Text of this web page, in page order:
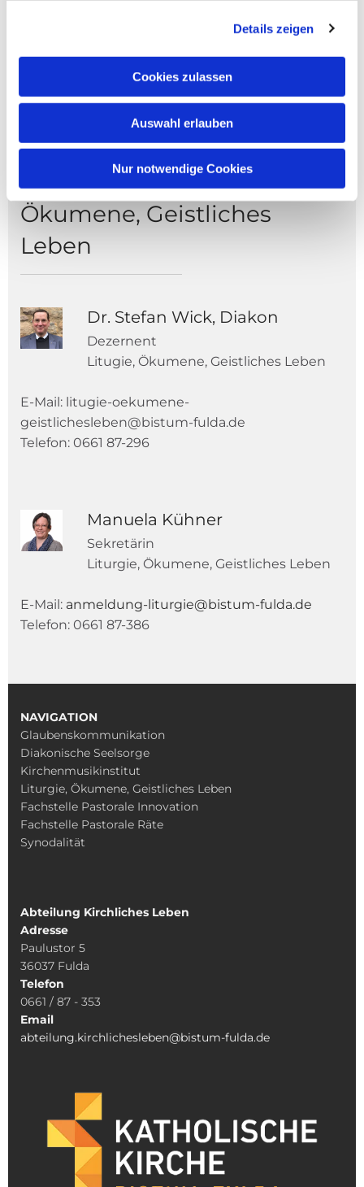
Details zeigen
Cookies zulassen
Auswahl erlauben
Nur notwendige Cookies
Dezernat Liturgie,
Ökumene, Geistliches
Leben
Dr. Stefan Wick, Diakon
Dezernent
Litugie, Ökumene, Geistliches Leben
E-Mail: litugie-oekumene-
geistlichesleben@bistum-fulda.de
Telefon: 0661 87-296
Manuela Kühner
Sekretärin
Liturgie, Ökumene, Geistliches Leben
E-Mail: anmeldung-liturgie@bistum-fulda.de
Telefon: 0661 87-386
NAVIGATION
Glaubenskommunikation
Diakonische Seelsorge
Kirchenmusikinstitut
Liturgie, Ökumene, Geistliches Leben
Fachstelle Pastorale Innovation
Fachstelle Pastorale Räte
Synodalität
Abteilung Kirchliches Leben
Adresse
Paulustor 5
36037 Fulda
Telefon
0661 / 87 - 353
Email
abteilung.kirchlichesleben@bistum-fulda.de